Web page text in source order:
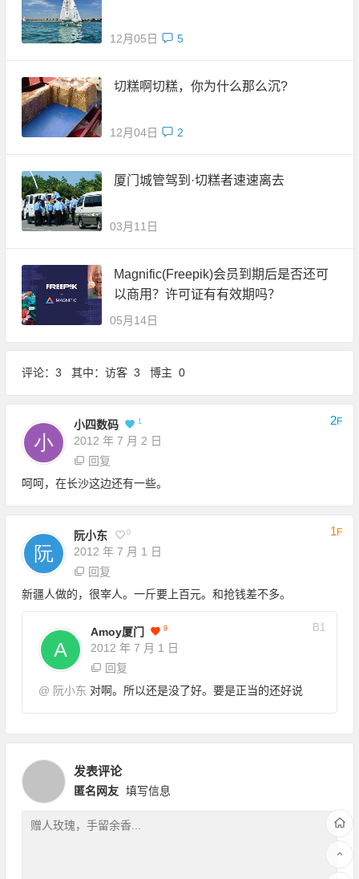
12月05日 5
切糕啊切糕，你为什么那么沉?
12月04日 2
厦门城管驾到·切糕者速速离去
03月11日
Magnific(Freepik)会员到期后是否还可
以商用？许可证有有效期吗？
05月14日
评论：3 其中：访客 3 博主 0
小四数码 1
2012 年 7 月 2 日
2F
回复
呵呵，在长沙这边还有一些。
阮小东 0
2012 年 7 月 1 日
1F
回复
新疆人做的，很宰人。一斤要上百元。和抢钱差不多。
Amoy厦门 9
2012 年 7 月 1 日
B1
回复
@ 阮小东 对啊。所以还是没了好。要是正当的还好说
发表评论
匿名网友 填写信息